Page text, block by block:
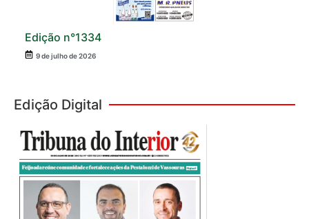
Edição n°1334
9 de julho de 2026
Edição Digital